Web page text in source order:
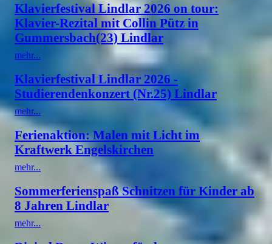
Klavierfestival Lindlar 2026 on tour:
Klavier-Rezital mit Collin Pütz in
Gummersbach(23) Lindlar
mehr...
Klavierfestival Lindlar 2026 -
Studierendenkonzert (Nr.25) Lindlar
mehr...
Ferienaktion: Malen mit Licht im
Kraftwerk Engelskirchen
mehr...
Sommerferienspaß Schnitzen für Kinder ab
8 Jahren Lindlar
mehr...